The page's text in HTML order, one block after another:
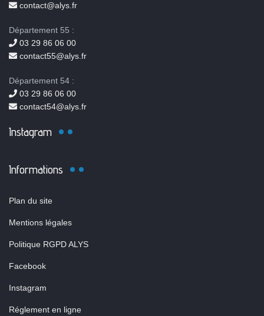
contact@alys.fr
Département 55 :
03 29 86 06 00
contact55@alys.fr
Département 54 :
03 29 86 06 00
contact54@alys.fr
Instagram
Informations
Plan du site
Mentions légales
Politique RGPD ALYS
Facebook
Instagram
Réglement en ligne